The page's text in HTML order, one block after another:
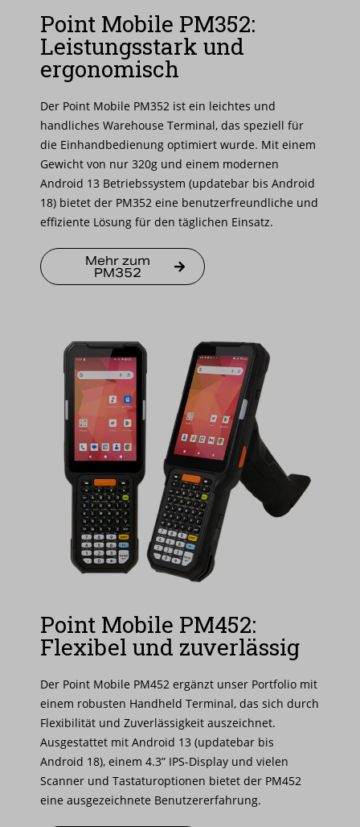
Point Mobile PM352:
Leistungsstark und
ergonomisch
Der Point Mobile PM352 ist ein leichtes und
handliches Warehouse Terminal, das speziell für
die Einhandbedienung optimiert wurde. Mit einem
Gewicht von nur 320g und einem modernen
Android 13 Betriebssystem (updatebar bis Android
18) bietet der PM352 eine benutzerfreundliche und
effiziente Lösung für den täglichen Einsatz.
Mehr zum
PM352
Point Mobile PM452:
Flexibel und zuverlässig
Der Point Mobile PM452 ergänzt unser Portfolio mit
einem robusten Handheld Terminal, das sich durch
Flexibilität und Zuverlässigkeit auszeichnet.
Ausgestattet mit Android 13 (updatebar bis
Android 18), einem 4.3” IPS-Display und vielen
Scanner und Tastaturoptionen bietet der PM452
eine ausgezeichnete Benutzererfahrung.